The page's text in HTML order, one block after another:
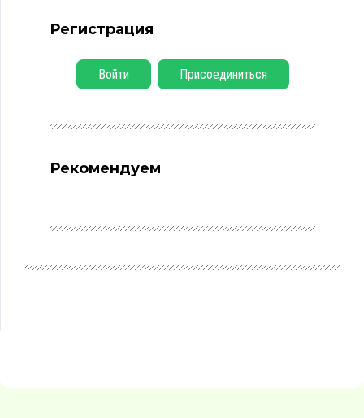
Регистрация
Войти Присоединиться
Рекомендуем